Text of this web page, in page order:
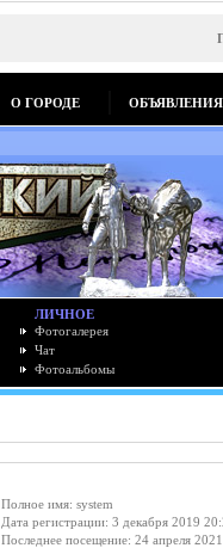
О ГОРОДЕ ОБЪЯВЛЕНИЯ
ЛИЧНОЕ
Фотогалерея
Чат
Фотоальбомы
Полное имя: system
Дата регистрации: 3 декабря 2019
Последнее посещение: 24 апреля